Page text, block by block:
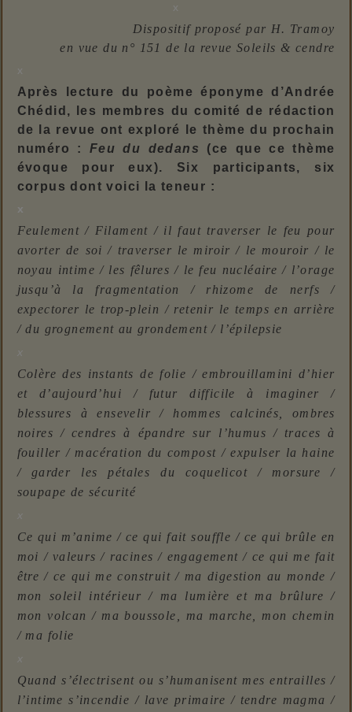
x
Dispositif proposé par H. Tramoy
en vue du n° 151 de la revue Soleils & cendre
x
Après lecture du poème éponyme d’Andrée
Chédid, les membres du comité de rédaction
de la revue ont exploré le thème du prochain
numéro : Feu du dedans
(ce que ce thème
évoque pour eux). Six participants, six
corpus dont voici la teneur :
x
Feulement / Filament / il faut traverser le feu pour
avorter de soi / traverser le miroir / le mouroir / le
noyau intime / les fêlures / le feu nucléaire / l’orage
jusqu’à la fragmentation / rhizome de nerfs /
expectorer le trop-plein / retenir le temps en arrière
/ du grognement au grondement / l’épilepsie
x
Colère des instants de folie / embrouillamini d’hier
et d’aujourd’hui / futur difficile à imaginer /
blessures à ensevelir / hommes calcinés, ombres
noires / cendres à épandre sur l’humus / traces à
fouiller / macération du compost / expulser la haine
/ garder les pétales du coquelicot / morsure /
soupape de sécurité
x
Ce qui m’anime / ce qui fait souffle / ce qui brûle en
moi / valeurs / racines / engagement / ce qui me fait
être / ce qui me construit / ma digestion au monde /
mon soleil intérieur / ma lumière et ma brûlure /
mon volcan / ma boussole, ma marche, mon chemin
/ ma folie
x
Quand s’électrisent ou s’humanisent mes entrailles /
l’intime s’incendie / lave primaire / tendre magma /